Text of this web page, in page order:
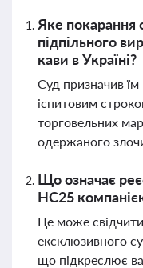
Яке покарання
підпільного
кави в Україні?
Суд призначив їм
іспитовим
торговельних
одержаного
Що означає
HC25
Це може
ексклюзивного
що підкреслює